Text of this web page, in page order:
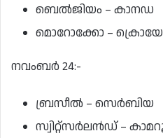
ബെല്‍ജിയം – കാനഡ
മൊറോക്കോ –
നവംബര്‍ 24:-
ബ്രസീല്‍ – സെര്‍ബിയ
സ്വിറ്റ്‌സര്‍ലന്‍ഡ് –